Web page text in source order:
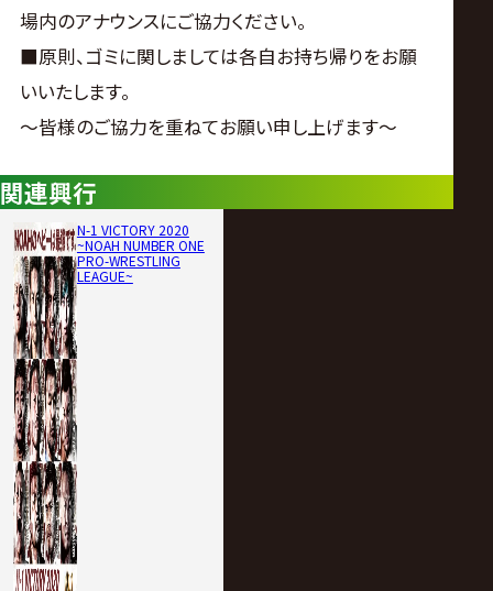
場内のアナウンスにご協力ください。
■原則、ゴミに関しましては各自お持ち帰りをお願
いいたします。
～皆様のご協力を重ねてお願い申し上げます～
関連興行
N-1 VICTORY 2020
~NOAH NUMBER ONE
PRO-WRESTLING
LEAGUE~